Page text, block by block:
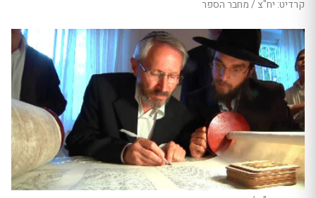
קרדיט: יח"צ / מחבר הספר